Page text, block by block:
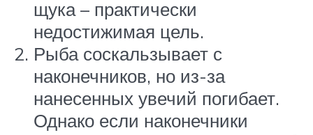
щука – практически
недостижимая цель.
Рыба соскальзывает с
наконечников, но из-за
нанесенных увечий погибает.
Однако если наконечники